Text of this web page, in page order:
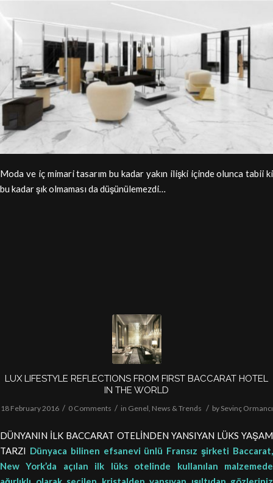
Moda ve iç mimari tasarım bu kadar yakın ilişki içinde olunca tabii ki
bu kadar şık olmaması da düşünülemezdi…
LUX LIFESTYLE REFLECTIONS FROM FIRST BACCARAT HOTEL
IN THE WORLD
18 February 2016 / 0 Comments / in Genel News & Trends / by Sevinç Ormancı
DÜNYANIN İLK BACCARAT OTELİNDEN YANSIYAN LÜKS YAŞAM
TARZI Dünyaca bilinen efsanevi ünlü Fransız şirketi Baccarat,
New York’da açılan ilk lüks otelinde kullanılan malzemede